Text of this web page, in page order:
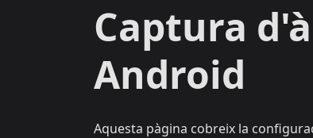
Captura
Android
Aquesta pàgina cobreix la